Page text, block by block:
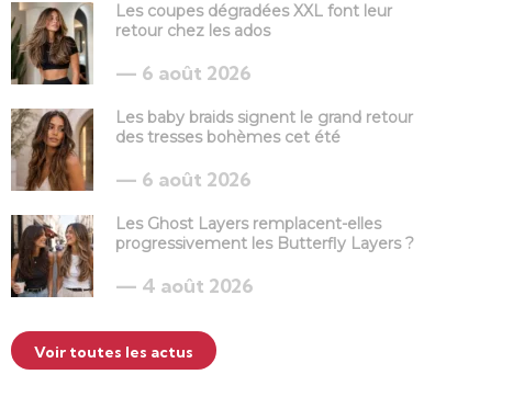
Les coupes dégradées XXL font leur
retour chez les ados
6 août 2026
Les baby braids signent le grand retour
des tresses bohèmes cet été
6 août 2026
Les Ghost Layers remplacent-elles
progressivement les Butterfly Layers ?
4 août 2026
Voir toutes les actus